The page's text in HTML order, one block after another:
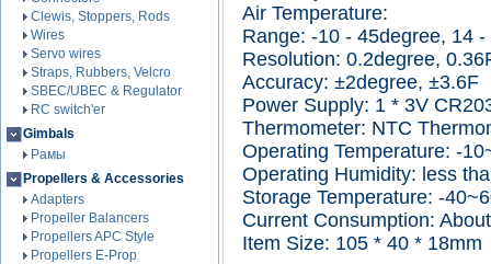
Clewis, Stoppers, Rods
Wires
Servo wires
Straps, Rubbers, Velcro
SBEC/UBEC & Regulator
RC switch'er
Gimbals
Рамы
Propellers & Accessories
Adapters
Propeller Balancers
Propellers APC Style
Propellers E-Prop
Air Temperature:
Range: -10 - 45degree, 14 -
Resolution: 0.2degree,
Accuracy: ±2degree, ±3.6F
Power Supply: 1 * 3V
Thermometer: NTC
Operating Temperature: -
Operating Humidity: less
Storage Temperature: -
Current Consumption:
Item Size: 105 * 40 * 18mm